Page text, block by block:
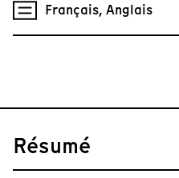
Français, Anglais
Résumé